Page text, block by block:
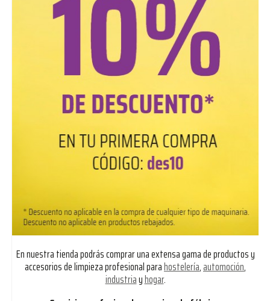
En nuestra tienda podrás comprar una extensa gama de productos y
accesorios de limpieza profesional parahostelería,automoción,
industriayhogar.